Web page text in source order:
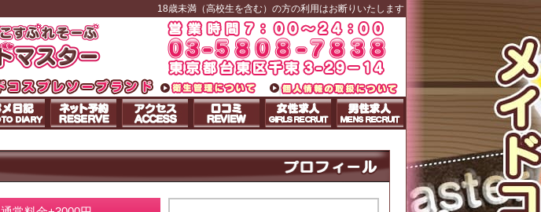
18歳未満（高校生を含む）の方の利用はお断りいたします